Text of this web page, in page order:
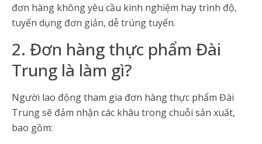
đơn hàng không yêu cầu kinh nghiệm hay trình độ,
tuyển dụng đơn giản, dễ trúng tuyển.
2. Đơn hàng thực phẩm Đài
Trung là làm gì?
Người lao động tham gia đơn hàng thực phẩm Đài
Trung sẽ đảm nhận các khâu trong chuỗi sản xuất,
bao gồm: